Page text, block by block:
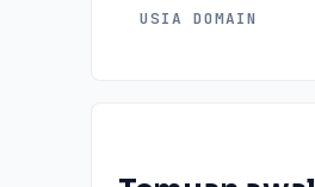
USIA DOMAIN